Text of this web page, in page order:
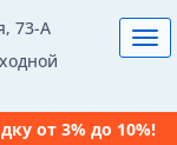
73-А
от 3% до 10%!